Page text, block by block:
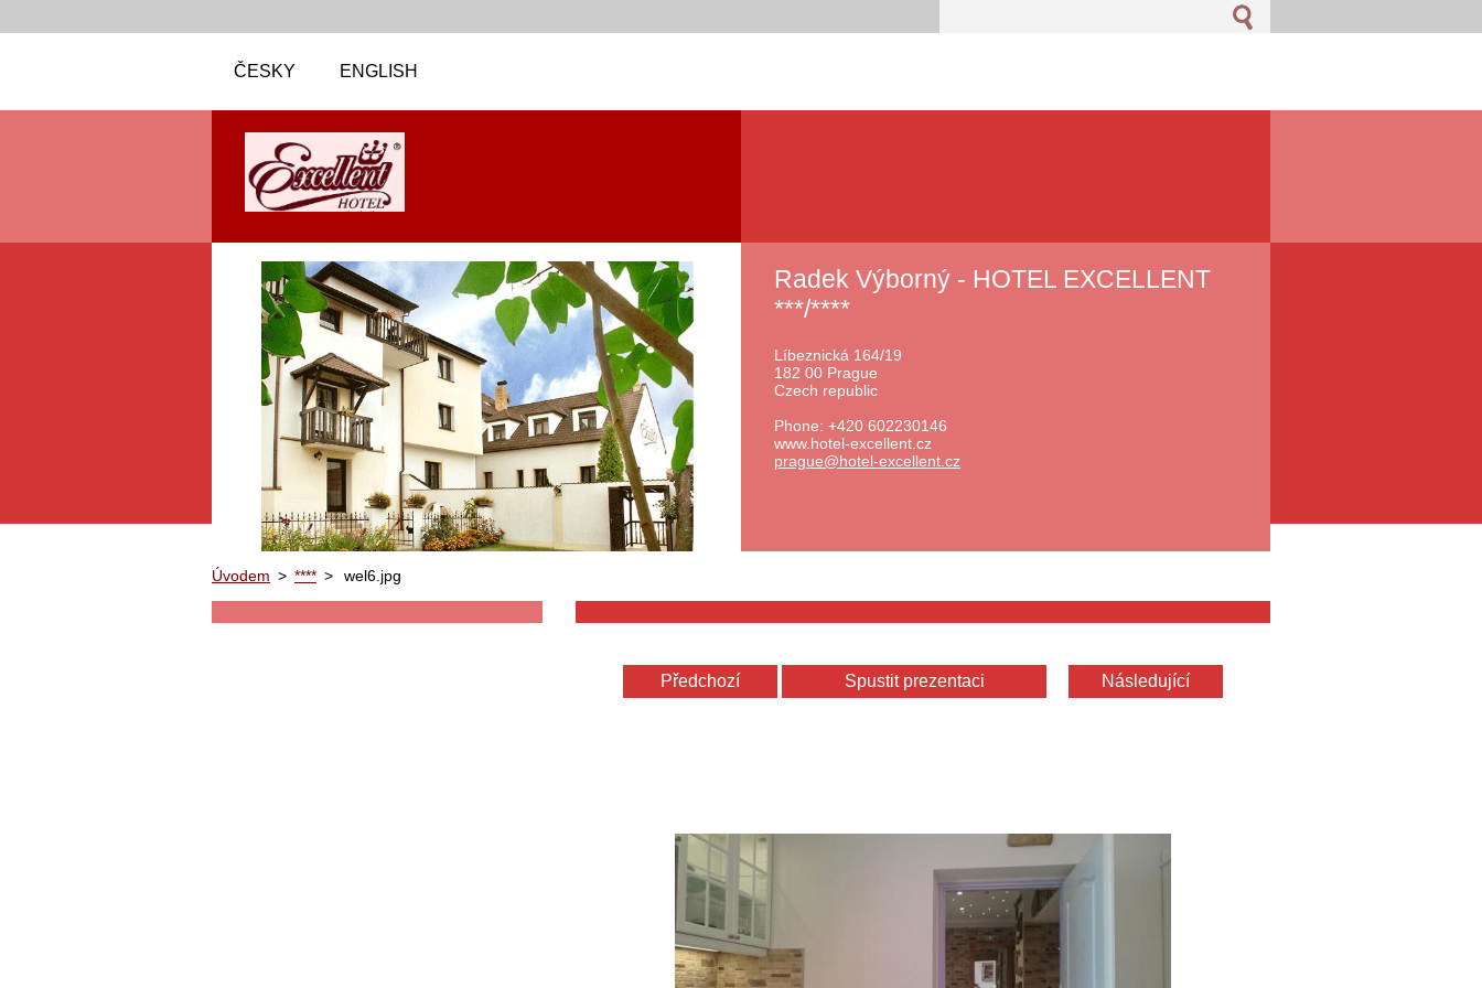
ČESKY ENGLISH
Radek Výborný - HOTEL EXCELLENT
***/****
Líbeznická 164/19
182 00 Prague
Czech republic
Phone: +420 602230146
www.hotel-excellent.cz
prague@hotel-excellent.cz
Úvodem > **** > wel6.jpg
Předchozí Spustit prezentaci Následující